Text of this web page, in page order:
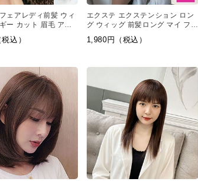
ェアレディ前髪 ウィ
ー カット 眉毛 アー
込）
エクステ エクステンション ロン
グ ウィッグ 前髪ロング マイ フェ
1,980円（税込）